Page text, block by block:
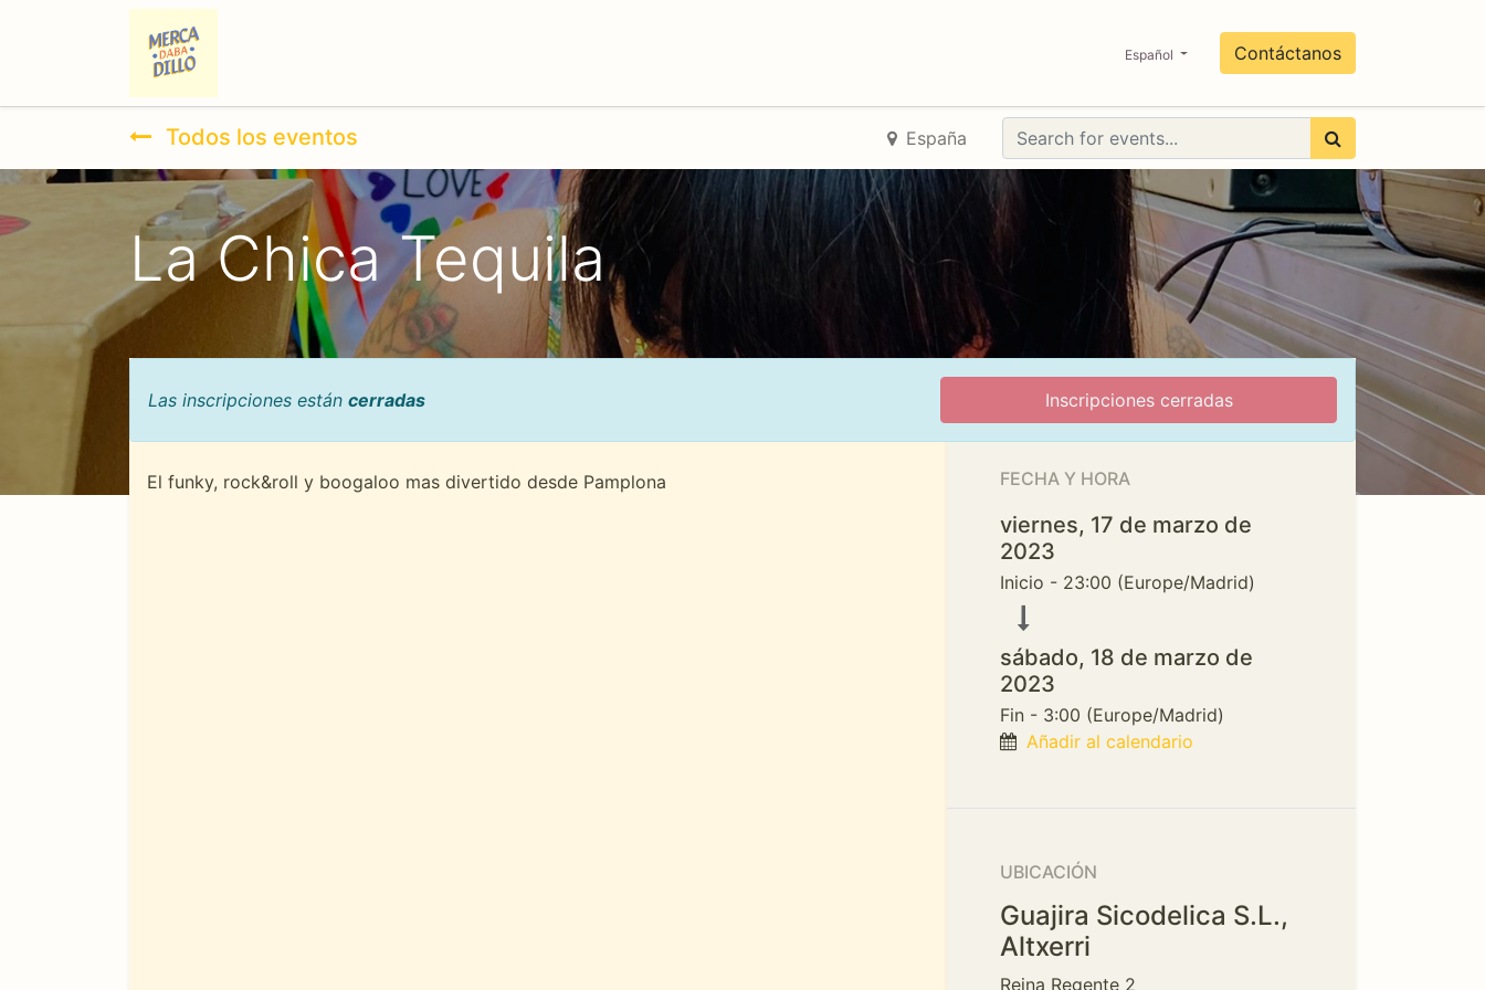
Español Contáctanos
Todos los eventos España
La Chica Tequila
Las inscripciones están cerradas Inscripciones cerradas
El funky, rock&roll y boogaloo mas divertido desde Pamplona FECHA Y HORA
viernes, 17 de marzo de
2023
Inicio - 23:00 (Europe/Madrid)
sábado, 18 de marzo de
2023
Fin - 3:00 (Europe/Madrid)
Añadir al calendario
UBICACIÓN
Guajira Sicodelica S.L.,
Altxerri
Reina Regente 2